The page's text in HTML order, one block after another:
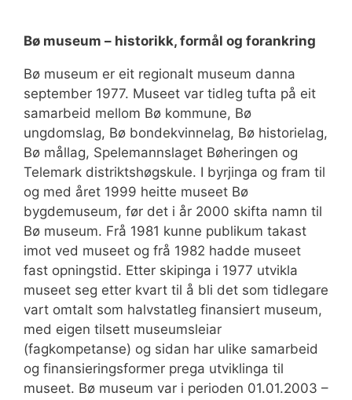
Bø museum – historikk, formål og forankring
Bø museum er eit regionalt museum danna
september 1977. Museet var tidleg tufta på eit
samarbeid mellom Bø kommune, Bø
ungdomslag, Bø bondekvinnelag, Bø historielag,
Bø mållag, Spelemannslaget Bøheringen og
Telemark distriktshøgskule. I byrjinga og fram til
og med året 1999 heitte museet Bø
bygdemuseum, før det i år 2000 skifta namn til
Bø museum. Frå 1981 kunne publikum takast
imot ved museet og frå 1982 hadde museet
fast opningstid. Etter skipinga i 1977 utvikla
museet seg etter kvart til å bli det som tidlegare
vart omtalt som halvstatleg finansiert museum,
med eigen tilsett museumsleiar
(fagkompetanse) og sidan har ulike samarbeid
og finansieringsformer prega utviklinga til
museet. Bø museum var i perioden 01.01.2003 –